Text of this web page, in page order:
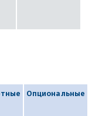
Опциональные